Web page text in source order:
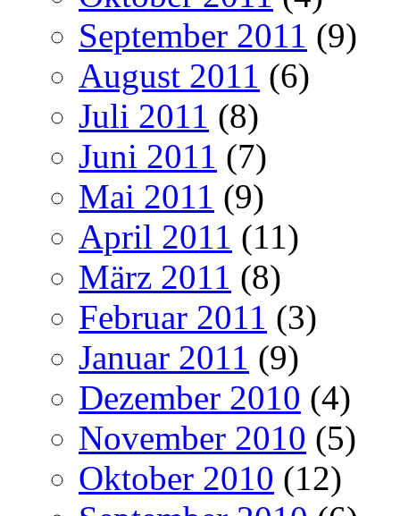
September 2011 (9)
August 2011 (6)
Juli 2011 (8)
Juni 2011 (7)
Mai 2011 (9)
April 2011 (11)
März 2011 (8)
Februar 2011 (3)
Januar 2011 (9)
Dezember 2010 (4)
November 2010 (5)
Oktober 2010 (12)